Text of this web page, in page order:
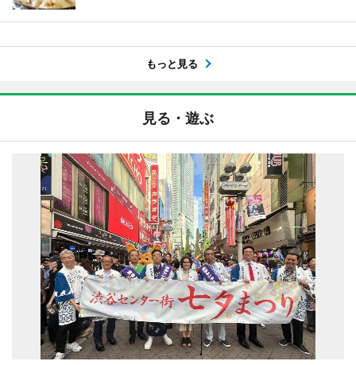
もっと見る
見る・遊ぶ